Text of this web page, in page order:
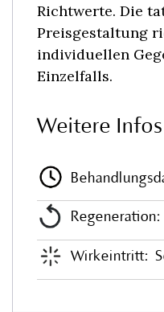
Richtwerte. Die
Preisgestaltung
individuellen
Einzelfalls.
Weitere Infos
Wirkeintritt: